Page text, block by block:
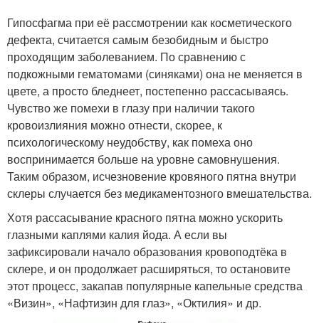
Гипосфагма при её рассмотрении как косметического
дефекта, считается самым безобидным и быстро
проходящим заболеванием. По сравнению с
подкожными гематомами (синяками) она не меняется в
цвете, а просто бледнеет, постепенно рассасываясь.
Чувство же помехи в глазу при наличии такого
кровоизлияния можно отнести, скорее, к
психологическому неудобству, как помеха оно
воспринимается больше на уровне самовнушения.
Таким образом, исчезновение кровяного пятна внутри
склеры случается без медикаментозного вмешательства.
Хотя рассасывание красного пятна можно ускорить
глазными каплями калия йода. А если вы
зафиксировали начало образования кровоподтёка в
склере, и он продолжает расширяться, то остановите
этот процесс, закапав популярные капельные средства
«Визин», «Нафтизин для глаз», «Октилия» и др.